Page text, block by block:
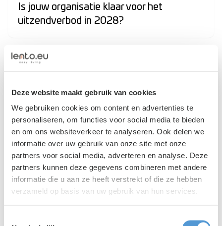
Deze website maakt gebruik van cookies
We gebruiken cookies om content en advertenties te
personaliseren, om functies voor social media te bieden
en om ons websiteverkeer te analyseren. Ook delen we
informatie over uw gebruik van onze site met onze
partners voor social media, adverteren en analyse. Deze
partners kunnen deze gegevens combineren met andere
informatie die u aan ze heeft verstrekt of die ze hebben
verzameld op basis van uw gebruik van hun services.
Is jouw organisatie klaar voor het
uitzendverbod in 2028?